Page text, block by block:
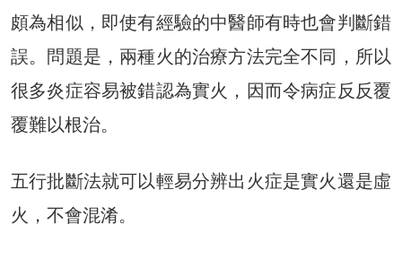
頗為相似，即使有經驗的中醫師有時也會判斷錯
誤。問題是，兩種火的治療方法完全不同，所以
很多炎症容易被錯認為實火，因而令病症反反覆
覆難以根治。
五行批斷法就可以輕易分辨出火症是實火還是虛
火，不會混淆。